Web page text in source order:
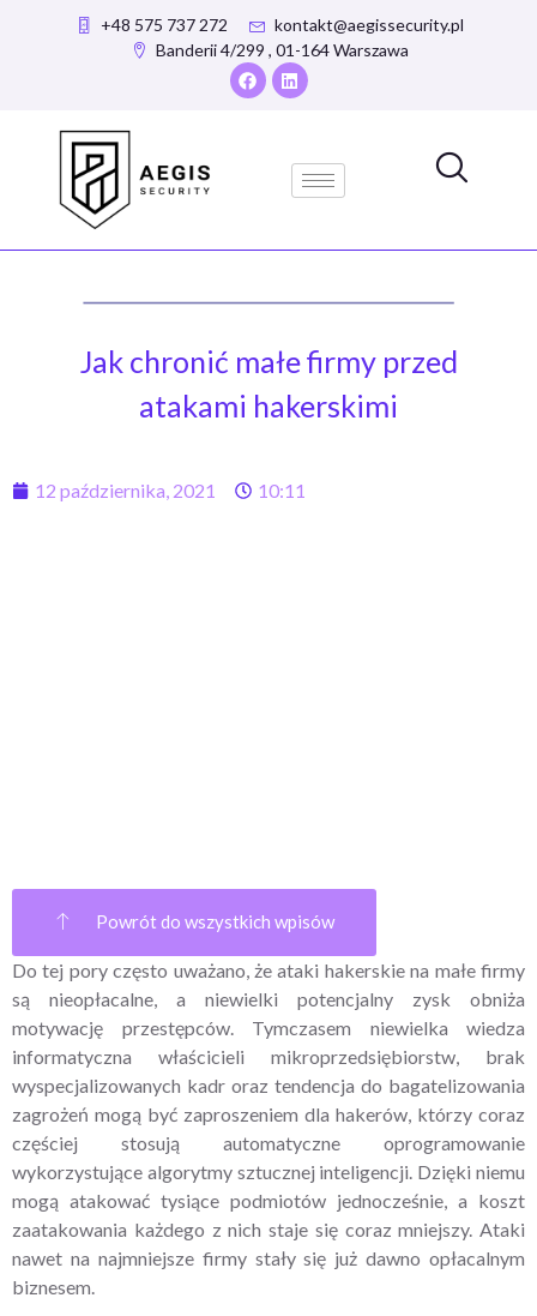
+48 575 737 272
kontakt@aegissecurity.pl
Banderii 4/299 , 01-164 Warszawa
Jak chronić małe firmy przed
atakami hakerskimi
12 października, 2021 10:11
Powrót do wszystkich wpisów
Do tej pory często uważano, że ataki hakerskie na małe firmy
są nieopłacalne, a niewielki potencjalny zysk obniża
motywację przestępców. Tymczasem niewielka wiedza
informatyczna właścicieli mikroprzedsiębiorstw, brak
wyspecjalizowanych kadr oraz tendencja do bagatelizowania
zagrożeń mogą być zaproszeniem dla hakerów, którzy coraz
częściej stosują automatyczne oprogramowanie
wykorzystujące algorytmy sztucznej inteligencji. Dzięki niemu
mogą atakować tysiące podmiotów jednocześnie, a koszt
zaatakowania każdego z nich staje się coraz mniejszy. Ataki
nawet na najmniejsze firmy stały się już dawno opłacalnym
biznesem.